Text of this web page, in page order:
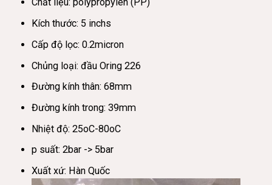
Chất liệu: polypropylen (PP)
Kích thước: 5 inchs
Cấp độ lọc: 0.2micron
Chủng loại: đầu Oring 226
Đường kính thân: 68mm
Đường kính trong: 39mm
Nhiệt độ: 25oC-80oC
p suất: 2bar -> 5bar
Xuất xứ: Hàn Quốc